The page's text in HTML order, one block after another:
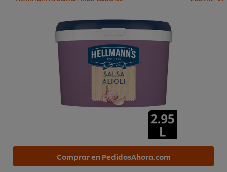
Comprar en PedidosAhora.com